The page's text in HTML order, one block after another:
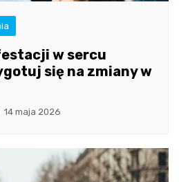
w sercu
się na zmiany w
14 maja 2026